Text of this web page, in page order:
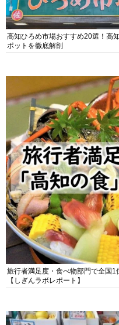
高知ひろめ市場おすすめ20選！高
ポットを徹底解剖
旅行者満足度・食べ物部門で全国
【しぎんラボレポート】